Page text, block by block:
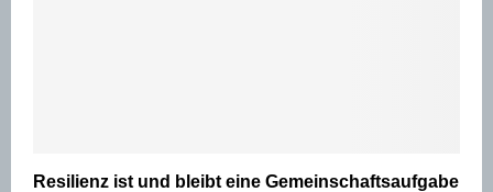
Resilienz ist und bleibt eine Gemeinschaftsaufgabe